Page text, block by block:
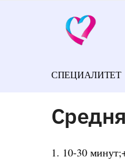
СПЕЦИАЛИТЕТ
1. 10-30